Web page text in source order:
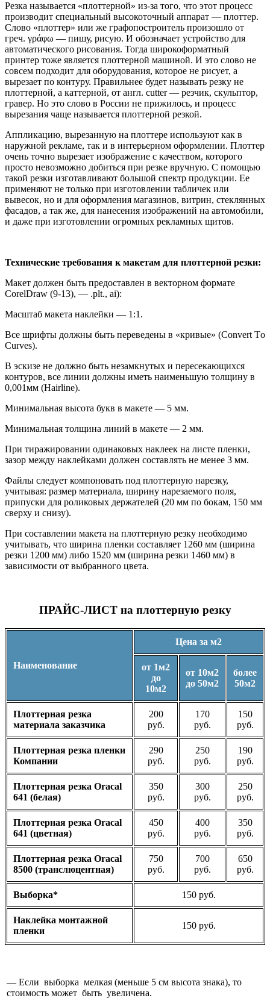
Резка называется «плоттерной» из-за того, что этот процесс
производит специальный высокоточный аппарат — плоттер.
Слово «плоттер» или же графопостроитель произошло от
греч. γράφω — пишу, рисую. И обозначает устройство для
автоматического рисования. Тогда широкоформатный
принтер тоже является плоттерной машиной. И это слово не
совсем подходит для оборудования, которое не рисует, а
вырезает по контуру. Правильнее будет называть резку не
плоттерной, а каттерной, от англ. cutter — резчик, скульптор,
гравер. Но это слово в России не прижилось, и процесс
вырезания чаще называется плоттерной резкой.
Аппликацию, вырезанную на плоттере используют как в
наружной рекламе, так и в интерьерном оформлении. Плоттер
очень точно вырезает изображение с качеством, которого
просто невозможно добиться при резке вручную. С помощью
такой резки изготавливают большой спектр продукции. Ее
применяют не только при изготовлении табличек или
вывесок, но и для оформления магазинов, витрин, стеклянных
фасадов, а так же, для нанесения изображений на автомобили,
и даже при изготовлении огромных рекламных щитов.
Технические требования к макетам для плоттерной резки:
Макет должен быть предоставлен в векторном формате
CorelDraw (9-13), — .plt., ai):
Масштаб макета наклейки — 1:1.
Все шрифты должны быть переведены в «кривые» (Сonvert Тo
Сurves).
В эскизе не должно быть незамкнутых и пересекающихся
контуров, все линии должны иметь наименьшую толщину в
0,001мм (Hairline).
Минимальная высота букв в макете — 5 мм.
Минимальная толщина линий в макете — 2 мм.
При тиражировании одинаковых наклеек на листе пленки,
зазор между наклейками должен составлять не менее 3 мм.
Файлы следует компоновать под плоттерную нарезку,
учитывая: размер материала, ширину нарезаемого поля,
припуски для роликовых держателей (20 мм по бокам, 150 мм
сверху и снизу).
При составлении макета на плоттерную резку необходимо
учитывать, что ширина пленки составляет 1260 мм (ширина
резки 1200 мм) либо 1520 мм (ширина резки 1460 мм) в
зависимости от выбранного цвета.
ПРАЙС-ЛИСТ на плоттерную резку
Наименование
Цена за м2
от 1м2
до
10м2
от 10м2
до 50м2
более
50м2
Плоттерная резка
материала заказчика
200
руб.
170
руб.
150
руб.
Плоттерная резка пленки
Компании
290
руб.
250
руб.
190
руб.
Плоттерная резка Oracal
641 (белая)
350
руб.
300
руб.
250
руб.
Плоттерная резка Oracal
641 (цветная)
450
руб.
400
руб.
350
руб.
Плоттерная резка Oracal
8500 (транслюцентная)
750
руб.
700
руб.
650
руб.
Выборка* 150 руб.
Наклейка монтажной
пленки
150 руб.
— Если выборка мелкая (меньше 5 см высота знака), то
стоимость может быть увеличена.